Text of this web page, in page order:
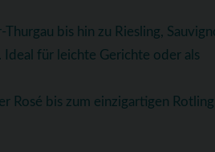
bis hin zu Riesling,
Ideal für leichte Gerichte oder als
Rosé bis zum einzigartigen Rotling